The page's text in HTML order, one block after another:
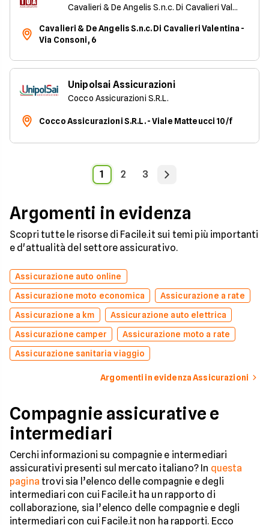
Cavalieri & De Angelis S.n.c. Di Cavalieri Valentina
Cavalieri & De Angelis S.n.c. Di Cavalieri Valentina -
Via Consoni, 6
Unipolsai Assicurazioni
Cocco Assicurazioni S.R.L.
Cocco Assicurazioni S.R.L. - Viale Matteucci 10/f
1 2 3
Argomenti in evidenza
Scopri tutte le risorse di Facile.it sui temi più importanti
e d'attualità del settore assicurativo.
Assicurazione auto online
Assicurazione moto economica
Assicurazione a rate
Assicurazione a km
Assicurazione auto elettrica
Assicurazione camper
Assicurazione moto a rate
Assicurazione sanitaria viaggio
Argomenti in evidenza Assicurazioni
Compagnie assicurative e
intermediari
Cerchi informazioni su compagnie e intermediari
assicurativi presenti sul mercato italiano? In questa
pagina trovi sia l’elenco delle compagnie e degli
intermediari con cui Facile.it ha un rapporto di
collaborazione, sia l’elenco delle compagnie e degli
intermediari con cui Facile.it non ha rapporti. Ecco